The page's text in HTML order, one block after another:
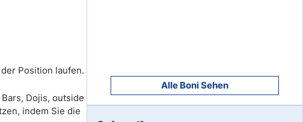
Position laufen.
Dojis, outside
indem Sie die
Alle Boni Sehen